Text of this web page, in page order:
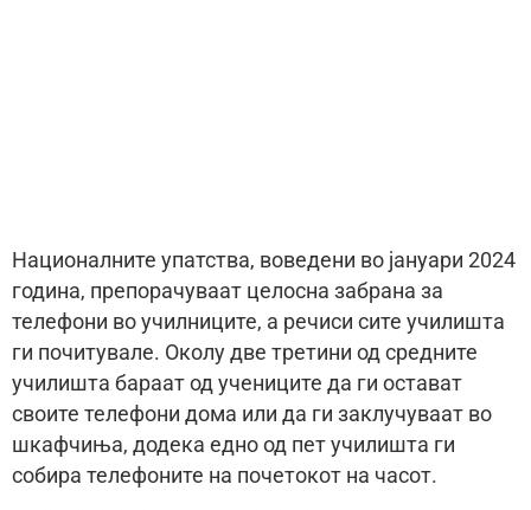
Националните упатства, воведени во јануари 2024
година, препорачуваат целосна забрана за
телефони во училниците, а речиси сите училишта
ги почитувале. Околу две третини од средните
училишта бараат од учениците да ги остават
своите телефони дома или да ги заклучуваат во
шкафчиња, додека едно од пет училишта ги
собира телефоните на почетокот на часот.